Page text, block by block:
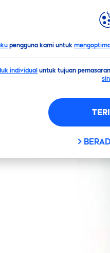
pengguna kami untuk
individual untuk tujuan